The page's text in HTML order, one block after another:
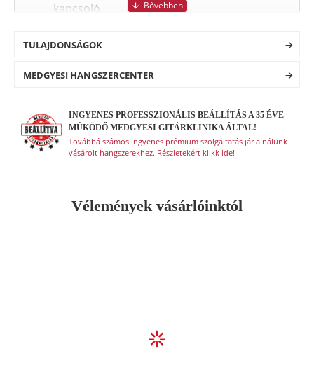
INGYENES PROFESSZIONÁLIS BEÁLLÍTÁS A 35 ÉVE
MŰKÖDŐ MEDGYESI GITÁRKLINIKA ÁLTAL!
Továbbá számos ingyenes prémium szolgáltatás jár a nálunk
vásárolt hangszerekhez. Részletekért klikk ide!
kapcsoló
Híd: 2-pontos tremolo
Húrok: D'Addario XL110 Strings
Metallic)
Test forma: Stratocaster
TULAJDONSÁGOK
MEDGYESI HANGSZERCENTER
Vélemények vásárlóinktól